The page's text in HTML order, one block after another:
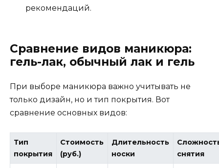
рекомендаций.
Сравнение видов маникюра:
гель-лак, обычный лак и гель
При выборе маникюра важно учитывать не
только дизайн, но и тип покрытия. Вот
сравнение основных видов:
Тип
покрытия
Стоимость
(руб.)
Длительность
носки
снятия